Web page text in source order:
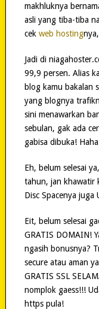
makhluknya
asli yang tiba-tiba
cek web hosting
Jadi di
99,9 persen. Alias
blog kamu bakalan
yang blognya
sini menawarkan
sebulan, gak ada
gabisa dibuka!
Eh, belum selesai
tahun, jan khawatir
Disc Spacenya juga
Eit, belum selesai
GRATIS DOMAIN!
ngasih bonusnya?
secure atau aman
GRATIS SSL
nomplok gaess!!!
https pula!